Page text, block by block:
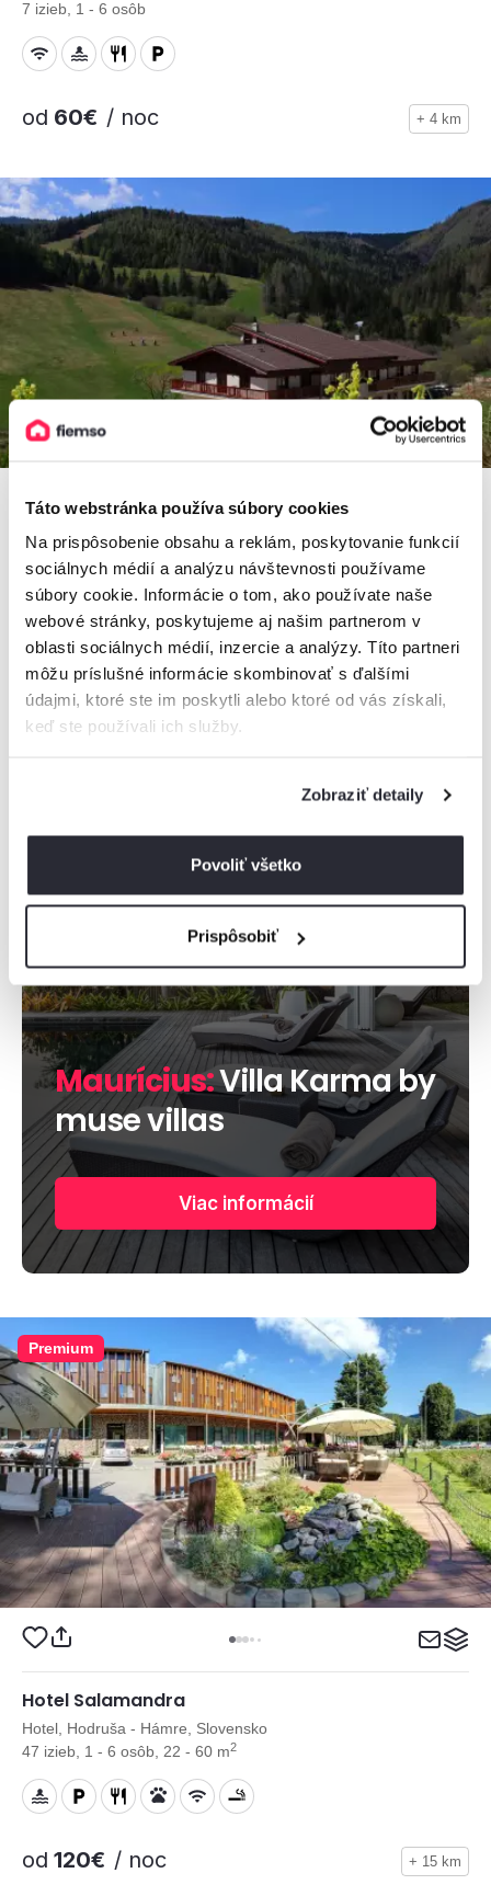
Táto webstránka používa súbory cookies
Na prispôsobenie obsahu a reklám, poskytovanie funkcií
sociálnych médií a analýzu návštevnosti používame
súbory cookie. Informácie o tom, ako používate naše
webové stránky, poskytujeme aj našim partnerom v
oblasti sociálnych médií, inzercie a analýzy. Títo partneri
môžu príslušné informácie skombinovať s ďalšími
údajmi, ktoré ste im poskytli alebo ktoré od vás získali,
keď ste používali ich služby.
Zobraziť detaily
Povoliť všetko
Prispôsobiť
7 izieb, 1 - 6 osôb
od 60€ / noc + 4 km
Hotel Studničky*** Vernár
Hotel, Vernár, Slovensko
14 izieb, 1 - 5 osôb
od60€ / noc
Maurícius:Villa Karma by
muse villas
Viac informácií
Hotel Salamandra
Hotel, Hodruša - Hámre, Slovensko
47 izieb, 1 - 6 osôb, 22 - 60 m2
od 120€ / noc
Premium
+ 15 km